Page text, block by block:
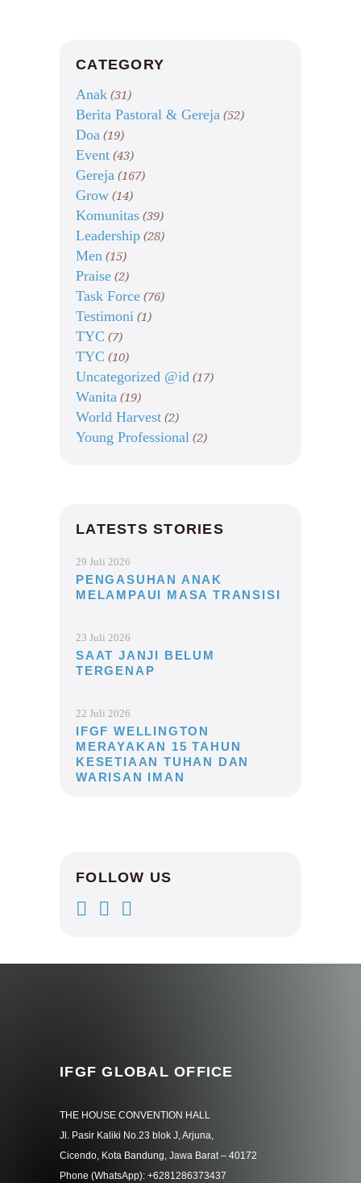
CATEGORY
Anak (31)
Berita Pastoral & Gereja (52)
Doa (19)
Event (43)
Gereja (167)
Grow (14)
Komunitas (39)
Leadership (28)
Men (15)
Praise (2)
Task Force (76)
Testimoni (1)
TYC (7)
TYC (10)
Uncategorized @id (17)
Wanita (19)
World Harvest (2)
Young Professional (2)
LATESTS STORIES
29 Juli 2026
PENGASUHAN ANAK
MELAMPAUI MASA TRANSISI
23 Juli 2026
SAAT JANJI BELUM
TERGENAP
22 Juli 2026
IFGF WELLINGTON
MERAYAKAN 15 TAHUN
KESETIAAN TUHAN DAN
WARISAN IMAN
FOLLOW US
IFGF GLOBAL OFFICE
THE HOUSE CONVENTION HALL
Jl. Pasir Kaliki No.23 blok J, Arjuna,
Cicendo, Kota Bandung, Jawa Barat – 40172
Phone (WhatsApp): +6281286373437